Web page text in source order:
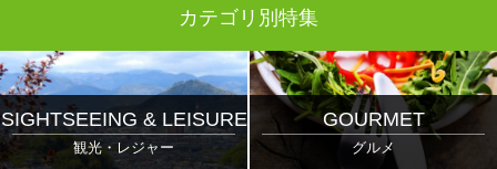
カテゴリ別特集
SIGHTSEEING & LEISURE
観光・レジャー
GOURMET
グルメ